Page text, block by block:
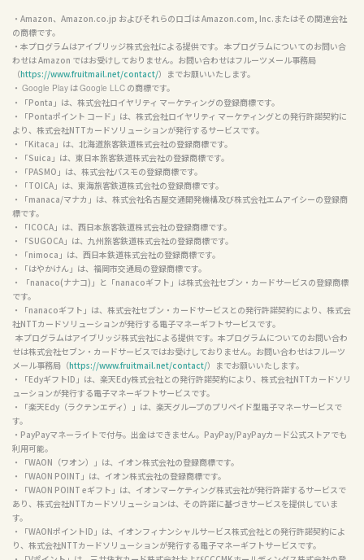
・Amazon、Amazon.co.jp およびそれらのロゴは Amazon.com, Inc.またはその関連会社
の商標です。
・本プログラムはアイブリッジ株式会社による提供です。 本プログラムについてのお問い合
わせは Amazon ではお受けしておりません。お問い合わせはフルーツメール事務局
（https://www.fruitmail.net/contact/）までお願いいたします。
・ Google Play は Google LLC の商標です。
・「Ponta」は、株式会社ロイヤリティ マーケティングの登録商標です。
・「Pontaポイント コード」は、株式会社ロイヤリティ マーケティングとの発行許諾契約に
より、株式会社NTTカードソリューションが発行するサービスです。
・「Kitaca」は、北海道旅客鉄道株式会社の登録商標です。
・「Suica」は、東日本旅客鉄道株式会社の登録商標です。
・「PASMO」は、株式会社パスモの登録商標です。
・「TOICA」は、東海旅客鉄道株式会社の登録商標です。
・「manaca/マナカ」は、株式会社名古屋交通開発機構及び株式会社エムアイシーの登録商
標です。
・「ICOCA」は、西日本旅客鉄道株式会社の登録商標です。
・「SUGOCA」は、九州旅客鉄道株式会社の登録商標です。
・「nimoca」は、西日本鉄道株式会社の登録商標です。
・「はやかけん」は、福岡市交通局の登録商標です。
・ 「nanaco(ナナコ)」と「nanacoギフト」は株式会社セブン・カードサービスの登録商標
です。
・「nanacoギフト」は、株式会社セブン・カードサービスとの発行許諾契約により、株式会
社NTTカードソリューションが発行する電子マネーギフトサービスです。
せは株式会社セブン・カードサービスではお受けしておりません。お問い合わせはフルーツ
メール事務局（https://www.fruitmail.net/contact/）までお願いいたします。
・「EdyギフトID」は、楽天Edy株式会社との発行許諾契約により、株式会社NTTカードソリ
ューションが発行する電子マネーギフトサービスです。
・「楽天Edy（ラクテンエディ）」は、楽天グループのプリペイド型電子マネーサービスで
す。
・PayPayマネーライトで付与。出金はできません。PayPay/PayPayカード公式ストアでも
利用可能。
・「WAON（ワオン）」は、イオン株式会社の登録商標です。
・「WAON POINT」は、イオン株式会社の登録商標です。
・「WAON POINT eギフト」は、イオンマーケティング株式会社が発行許諾するサービスで
あり、株式会社NTTカードソリューションは、その許諾に基づきサービスを提供していま
す。
・「WAONポイントID」は、イオンフィナンシャルサービス株式会社との発行許諾契約によ
り、株式会社NTTカードソリューションが発行する電子マネーギフトサービスです。